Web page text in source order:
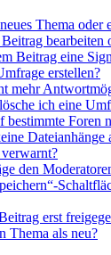
Thema oder
bearbeiten
Beitrag eine
erstellen?
mehr
ich eine
bestimmte Foren
Dateianhänge
den
erst
Thema als neu?